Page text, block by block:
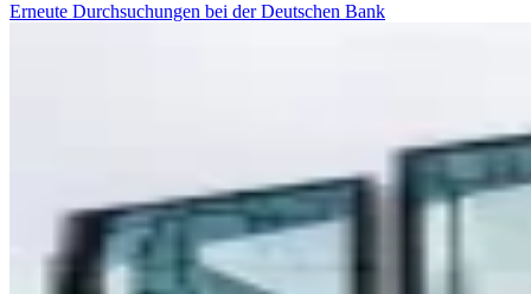
Erneute Durchsuchungen bei der Deutschen Bank